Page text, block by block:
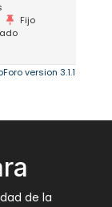
Fijo
version 3.1.1
de la